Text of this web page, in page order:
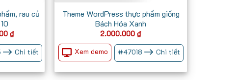
rau củ
₫.
₫Giá
hiện
tại
là:
700.000 ₫.
Chi tiết
Theme WordPress thực phẩm giống
Bách Hóa Xanh
2.000.000 ₫
Xem demo
#47018 Chi tiết